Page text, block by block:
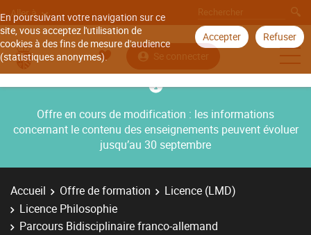
En poursuivant votre navigation sur ce
site, vous acceptez l'utilisation de
cookies à des fins de mesure d'audience
(statistiques anonymes).
Accepter Refuser
Aller à
Se connecter
Offre en cours de modification : les informations
concernant le contenu des enseignements peuvent évoluer
jusqu’au 30 septembre
Accueil Offre de formation
Licence (LMD)
Licence Philosophie
Parcours Bidisciplinaire franco-allemand